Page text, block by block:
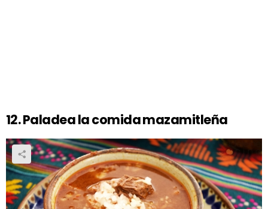
12. Paladea la comida mazamitleña